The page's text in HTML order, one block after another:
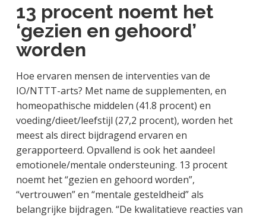
13 procent noemt het
‘gezien en gehoord’
worden
Hoe ervaren mensen de interventies van de
IO/NTTT-arts? Met name de supplementen, en
homeopathische middelen (41.8 procent) en
voeding/dieet/leefstijl (27,2 procent), worden het
meest als direct bijdragend ervaren en
gerapporteerd. Opvallend is ook het aandeel
emotionele/mentale ondersteuning. 13 procent
noemt het “gezien en gehoord worden”,
“vertrouwen” en “mentale gesteldheid” als
belangrijke bijdragen. “De kwalitatieve reacties van